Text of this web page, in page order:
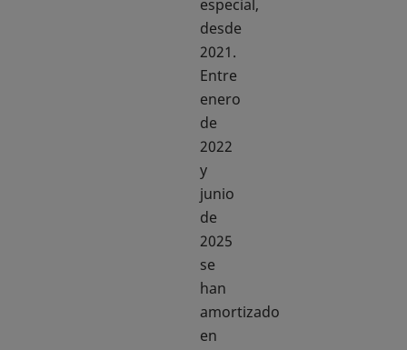
especial,
desde
2021.
Entre
enero
de
2022
y
junio
de
2025
se
han
amortizado
en